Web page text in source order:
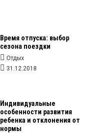
Время отпуска: выбор
сезона поездки
Отдых
31.12.2018
Индивидуальные
особенности развития
ребенка и отклонения от
нормы